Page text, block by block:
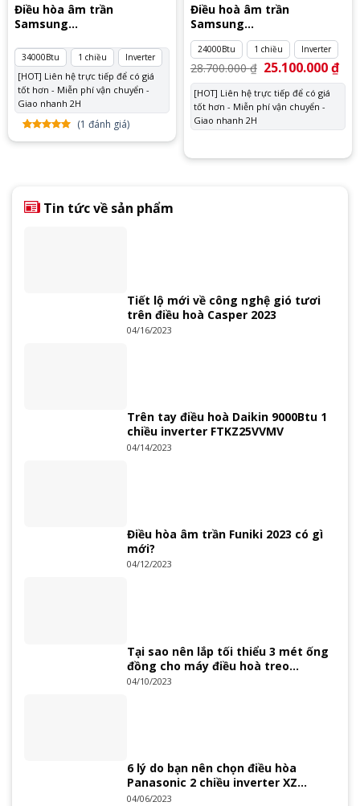
Điều hòa âm trần
Samsung
34000Btu 1 chiều Inverter
[HOT] Liên hệ trực tiếp để có giá
tốt hơn - Miễn phí vận chuyển -
Giao nhanh 2H
5.00trên
1
(1 đánh giá)
Điều hoà âm trần
Samsung
AC071TN4DKC/EA
24000Btu 1 chiều Inverter
28.700.000₫ Giá
gốc
là:
28.700.000 ₫.
25.100.000₫Giá
tại
[HOT] Liên hệ trực tiếp để có giá
tốt hơn - Miễn phí vận chuyển -
Giao nhanh 2H
Tin tức về sản phẩm
Tiết lộ mới về công nghệ gió tươi
trên điều hoà Casper 2023
04/16/2023
Trên tay điều hoà Daikin 9000Btu 1
chiều inverter FTKZ25VVMV
04/14/2023
Điều hòa âm trần Funiki 2023 có gì
mới?
04/12/2023
Tại sao nên lắp tối thiểu 3 mét ống
đồng cho máy điều hoà treo
tường?
04/10/2023
6 lý do bạn nên chọn điều hòa
Panasonic 2 chiều inverter XZ
Series 2023
04/06/2023